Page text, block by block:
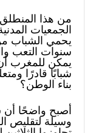
من هذا
الجمعيات
يحمي الشباب من
سنوات التعب
يمكن للمغرب
شبابًا قادرًا
بناء الوطن؟
أصبح واضحًا
وسيلة لتقليص